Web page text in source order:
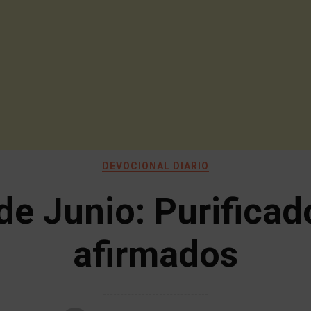
DEVOCIONAL DIARIO
Junio:
afirmados